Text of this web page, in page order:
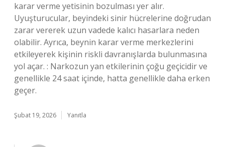
karar verme yetisinin bozulması yer alır.
Uyuşturucular, beyindeki sinir hücrelerine doğrudan
zarar vererek uzun vadede kalıcı hasarlara neden
olabilir. Ayrıca, beynin karar verme merkezlerini
etkileyerek kişinin riskli davranışlarda bulunmasına
yol açar. : Narkozun yan etkilerinin çoğu geçicidir ve
genellikle 24 saat içinde, hatta genellikle daha erken
geçer.
Şubat 19, 2026 Yanıtla